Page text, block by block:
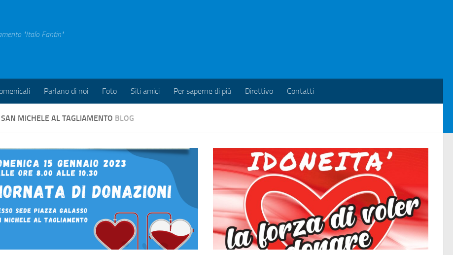
"Italo Fantin"
Parlano di noi Foto Siti amici Per saperne di più Direttivo Contatti
MICHELE AL TAGLIAMENTO BLOG